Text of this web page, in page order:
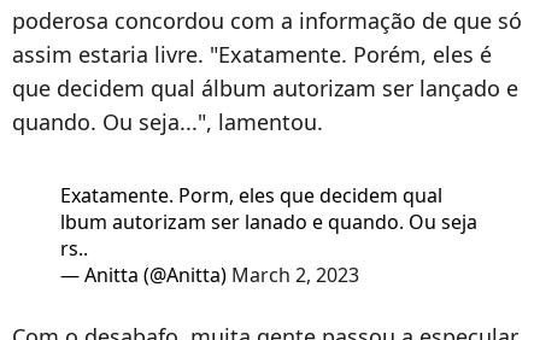
poderosa concordou com a informação de que só
assim estaria livre. "Exatamente. Porém, eles é
que decidem qual álbum autorizam ser lançado e
quando. Ou seja...", lamentou.
Exatamente. Porm, eles que decidem qual
lbum autorizam ser lanado e quando. Ou seja
rs..
— Anitta (@Anitta) March 2, 2023